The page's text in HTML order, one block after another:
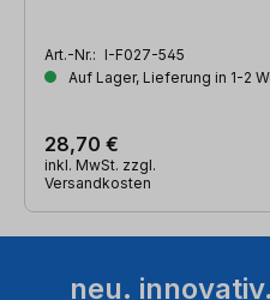
Art.-Nr.: I-F027-545
Auf Lager, Lieferung in 1-2
28,70 €
inkl. MwSt. zzgl.
Versandkosten
neu.